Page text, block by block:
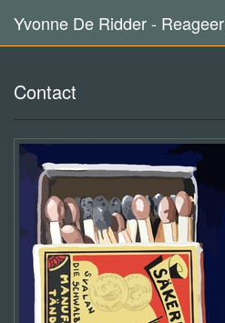
Yvonne De Ridder - Reageer
Contact